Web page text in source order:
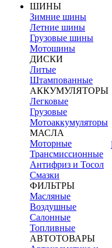
ШИНЫ
Зимние шины
Летние шины
Грузовые шины
Мотошины
ДИСКИ
Литые
Штампованные
АККУМУЛЯТОРЫ
Легковые
Грузовые
Мотоаккумуляторы
МАСЛА
Моторные
Трансмиссионные
Антифриз и Тосол
Смазки
ФИЛЬТРЫ
Масляные
Воздушные
Салонные
Топливные
АВТОТОВАРЫ